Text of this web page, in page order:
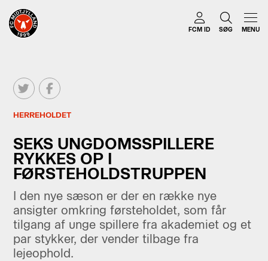
FCM ID SØG MENU
HERREHOLDET
SEKS UNGDOMSSPILLERE
RYKKES OP I
FØRSTEHOLDSTRUPPEN
I den nye sæson er der en række nye
ansigter omkring førsteholdet, som får
tilgang af unge spillere fra akademiet og et
par stykker, der vender tilbage fra
lejeophold.